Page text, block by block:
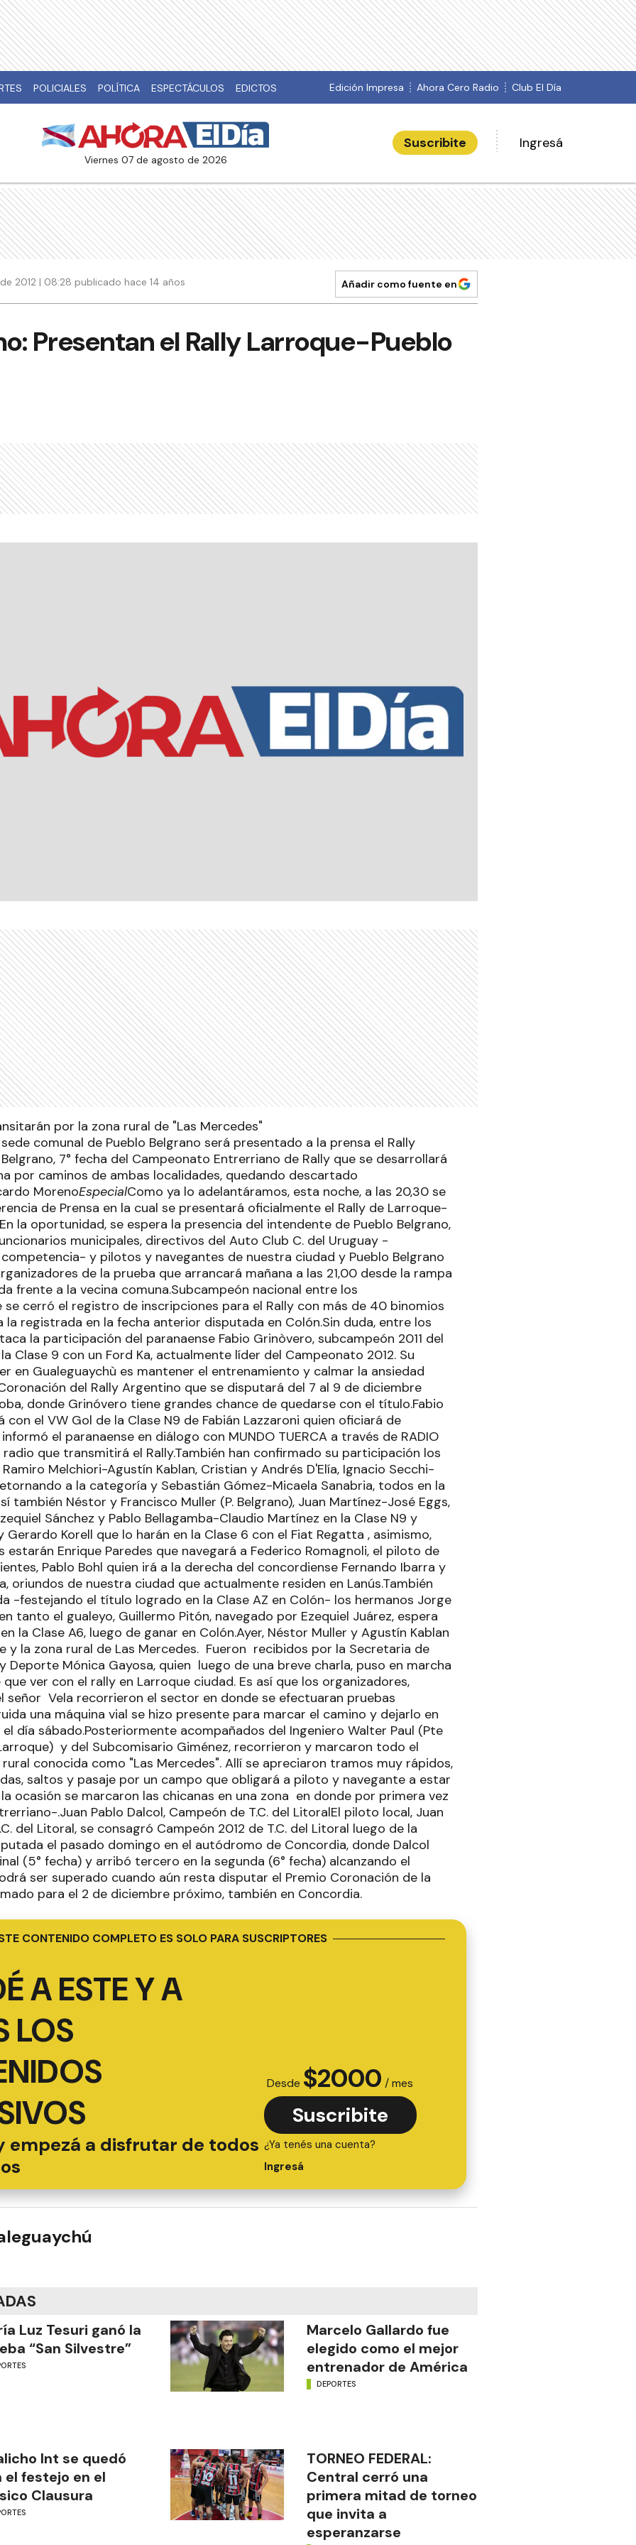
POLICIALES POLÍTICA ESPECTÁCULOS EDICTOS Edición Impresa Ahora Cero Radio Club El Día
viernes 07 de agosto de 2026
Suscribite Ingresá
2012 | 08:28 publicado hace 14 años Añadir como fuente en
Presentan el Rally Larroque-Pueblo
por la zona rural de "Las Mercedes"
comunal de Pueblo Belgrano será presentado a la prensa el Rally
7° fecha del Campeonato Entrerriano de Rally que se desarrollará
por caminos de ambas localidades, quedando descartado
MorenoEspecialComo ya lo adelantáramos, esta noche, a las 20,30 se
de Prensa en la cual se presentará oficialmente el Rally de Larroque-
la oportunidad, se espera la presencia del intendente de Pueblo Belgrano,
municipales, directivos del Auto Club C. del Uruguay -
y pilotos y navegantes de nuestra ciudad y Pueblo Belgrano
de la prueba que arrancará mañana a las 21,00 desde la rampa
frente a la vecina comuna.Subcampeón nacional entre los
cerró el registro de inscripciones para el Rally con más de 40 binomios
la registrada en la fecha anterior disputada en Colón.Sin duda, entre los
la participación del paranaense Fabio Grinòvero, subcampeón 2011 del
Clase 9 con un Ford Ka, actualmente líder del Campeonato 2012. Su
en Gualeguaychù es mantener el entrenamiento y calmar la ansiedad
del Rally Argentino que se disputará del 7 al 9 de diciembre
donde Grinóvero tiene grandes chance de quedarse con el título.Fabio
el VW Gol de la Clase N9 de Fabián Lazzaroni quien oficiará de
el paranaense en diálogo con MUNDO TUERCA a través de RADIO
radio que transmitirá el Rally.También han confirmado su participación los
Melchiori-Agustín Kablan, Cristian y Andrés D'Elía, Ignacio Secchi-
a la categoría y Sebastián Gómez-Micaela Sanabria, todos en la
también Néstor y Francisco Muller (P. Belgrano), Juan Martínez-José Eggs,
Sánchez y Pablo Bellagamba-Claudio Martínez en la Clase N9 y
Gerardo Korell que lo harán en la Clase 6 con el Fiat Regatta , asimismo,
estarán Enrique Paredes que navegará a Federico Romagnoli, el piloto de
Pablo Bohl quien irá a la derecha del concordiense Fernando Ibarra y
oriundos de nuestra ciudad que actualmente residen en Lanús.También
-festejando el título logrado en la Clase AZ en Colón- los hermanos Jorge
tanto el gualeyo, Guillermo Pitón, navegado por Ezequiel Juárez, espera
la Clase A6, luego de ganar en Colón.Ayer, Néstor Muller y Agustín Kablan
y la zona rural de Las Mercedes. Fueron recibidos por la Secretaria de
Deporte Mónica Gayosa, quien luego de una breve charla, puso en marcha
ver con el rally en Larroque ciudad. Es así que los organizadores,
señor Vela recorrieron el sector en donde se efectuaran pruebas
una máquina vial se hizo presente para marcar el camino y dejarlo en
día sábado.Posteriormente acompañados del Ingeniero Walter Paul (Pte
y del Subcomisario Giménez, recorrieron y marcaron todo el
conocida como "Las Mercedes". Allí se apreciaron tramos muy rápidos,
saltos y pasaje por un campo que obligará a piloto y navegante a estar
ocasión se marcaron las chicanas en una zona en donde por primera vez
.Juan Pablo Dalcol, Campeón de T.C. del LitoralEl piloto local, Juan
del Litoral, se consagró Campeón 2012 de T.C. del Litoral luego de la
el pasado domingo en el autódromo de Concordia, donde Dalcol
(5° fecha) y arribó tercero en la segunda (6° fecha) alcanzando el
ser superado cuando aún resta disputar el Premio Coronación de la
para el 2 de diciembre próximo, también en Concordia.
CONTENIDO COMPLETO ES SOLO PARA SUSCRIPTORES
A ESTE Y A
LOS
empezá a disfrutar de todos
Desde $2000 / mes
Suscribite
¿Ya tenés una cuenta?
Ingresá
Luz Tesuri ganó la
“San Silvestre”
Marcelo Gallardo fue
elegido como el mejor
entrenador de América
DEPORTES
Int se quedó
el festejo en el
Clausura
TORNEO FEDERAL:
Central cerró una
primera mitad de torneo
que invita a
esperanzarse